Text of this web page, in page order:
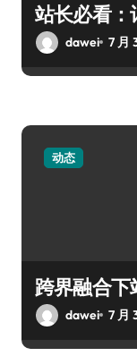
站长必看：
dawei 7 月
动态
跨界融合下
dawei 7 月